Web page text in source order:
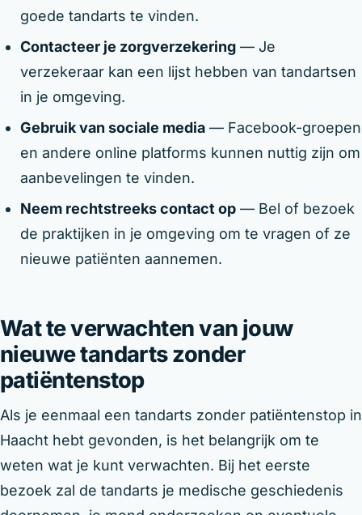
goede tandarts te vinden.
Contacteer je zorgverzekering — Je
verzekeraar kan een lijst hebben van tandartsen
in je omgeving.
Gebruik van sociale media — Facebook-groepen
en andere online platforms kunnen nuttig zijn om
aanbevelingen te vinden.
Neem rechtstreeks contact op — Bel of bezoek
de praktijken in je omgeving om te vragen of ze
nieuwe patiënten aannemen.
Wat te verwachten van jouw
nieuwe tandarts zonder
patiëntenstop
Als je eenmaal een tandarts zonder patiëntenstop in
Haacht hebt gevonden, is het belangrijk om te
weten wat je kunt verwachten. Bij het eerste
bezoek zal de tandarts je medische geschiedenis